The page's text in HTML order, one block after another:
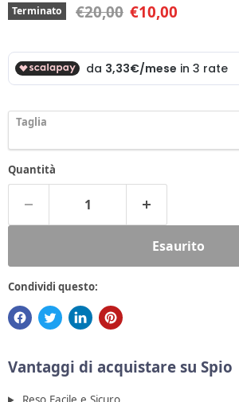
Terminato Prezzo originale
€20,00 Prezzo corrente
€10,00
Taglia
Quantità
Esaurito
Condividi questo:
Vantaggi di acquistare su Spio